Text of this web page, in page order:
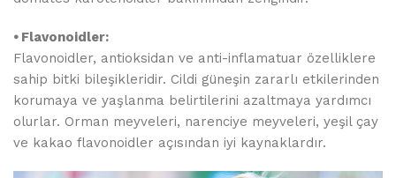
⦁ Flavonoidler:
Flavonoidler, antioksidan ve anti-inflamatuar özelliklere
sahip bitki bileşikleridir. Cildi güneşin zararlı etkilerinden
korumaya ve yaşlanma belirtilerini azaltmaya yardımcı
olurlar. Orman meyveleri, narenciye meyveleri, yeşil çay
ve kakao flavonoidler açısından iyi kaynaklardır.